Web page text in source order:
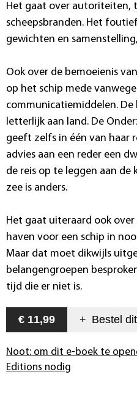
Het gaat over autoriteiten,
scheepsbranden. Het
gewichten en
Ook over de bemoeienis
op het schip mede
communicatiemiddelen.
letterlijk aan land. De
geeft zelfs in één van haar
advies aan een reder een
de reis op te leggen aan de
zee is anders.
Het gaat uiteraard ook
haven voor een schip in
Maar dat moet dikwijls
belangengroepen
tijd die er niet is.
€ 11,99 + Bestel dit
Noot: om dit e-boek te
Editions nodig